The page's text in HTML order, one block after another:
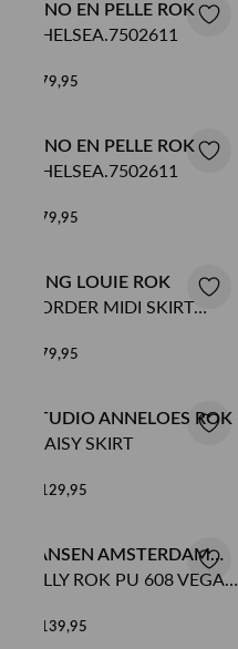
RINO EN PELLE ROK
CHELSEA.7502611
€ 79,95
RINO EN PELLE ROK
CHELSEA.7502611
€ 79,95
KING LOUIE ROK
BORDER MIDI SKIRT
€ 79,95
STUDIO ANNELOES ROK
MAISY SKIRT
€ 129,95
JANSEN AMSTERDAM
ROK
BILLY ROK PU 608 VEGAN
AT BAC
€ 139,95